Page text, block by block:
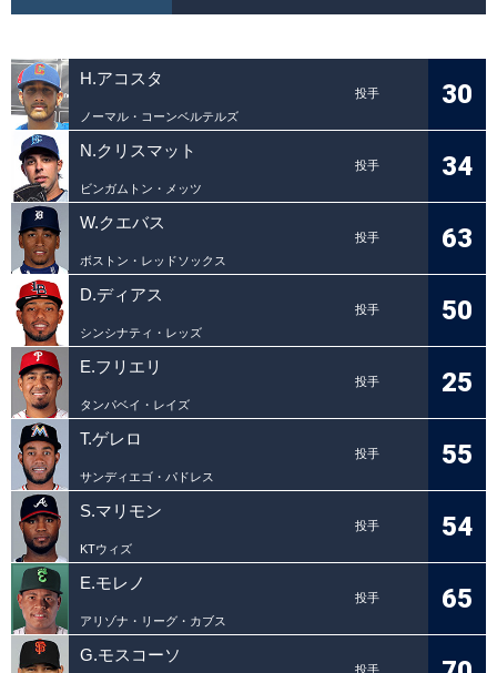
H.アコスタ
投手
ノーマル・コーンベルテルズ
30
N.クリスマット
投手
ビンガムトン・メッツ
34
W.クエバス
投手
ボストン・レッドソックス
63
D.ディアス
投手
シンシナティ・レッズ
50
E.フリエリ
投手
タンパベイ・レイズ
25
T.ゲレロ
投手
サンディエゴ・パドレス
55
S.マリモン
投手
KTウィズ
54
E.モレノ
投手
アリゾナ・リーグ・カブス
65
G.モスコーソ
投手